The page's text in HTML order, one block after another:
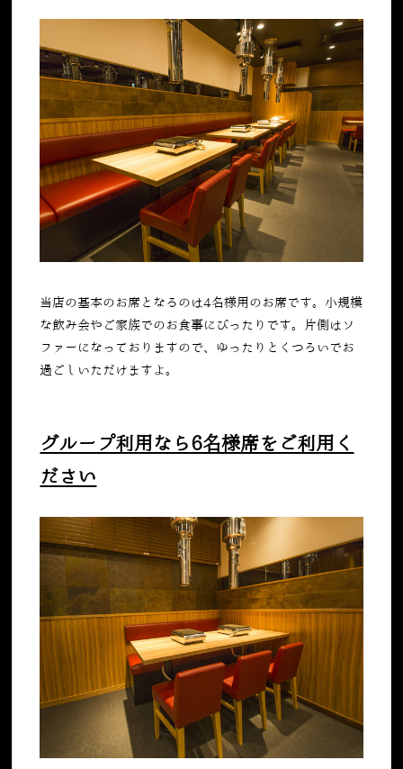
当店の基本のお席となるのは4名様用のお席です。小規模
な飲み会やご家族でのお食事にぴったりです。片側はソ
ファーになっておりますので、ゆったりとくつろいでお
過ごしいただけますよ。
グループ利用なら6名様席をご利用く
ださい